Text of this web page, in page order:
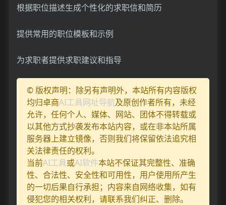
根据职位描述生成个性化的求职信和简历
提供常用的职位模板和示例
为求职者提供求职建议和指导
© 版权声明：除另有声明外，本站所有内容版权
均归卓商AI工具网址导航及原创作者所有，未经
允许，任何个人、媒体、网站、团体不得转载或
以其他方式抄袭发布本站内容，或在非本站所属
服务器上建立镜像，否则我们将保留依法追究相
关法律责任的权利。
当前AI工具或AI软件本站不保证其完整性、准确
性、合法性、安全性和可用性，用户使用所产生
的一切后果自行承担；内容来自网络收集，如有
侵犯您的相关权利，请联系我们纠正、删除。